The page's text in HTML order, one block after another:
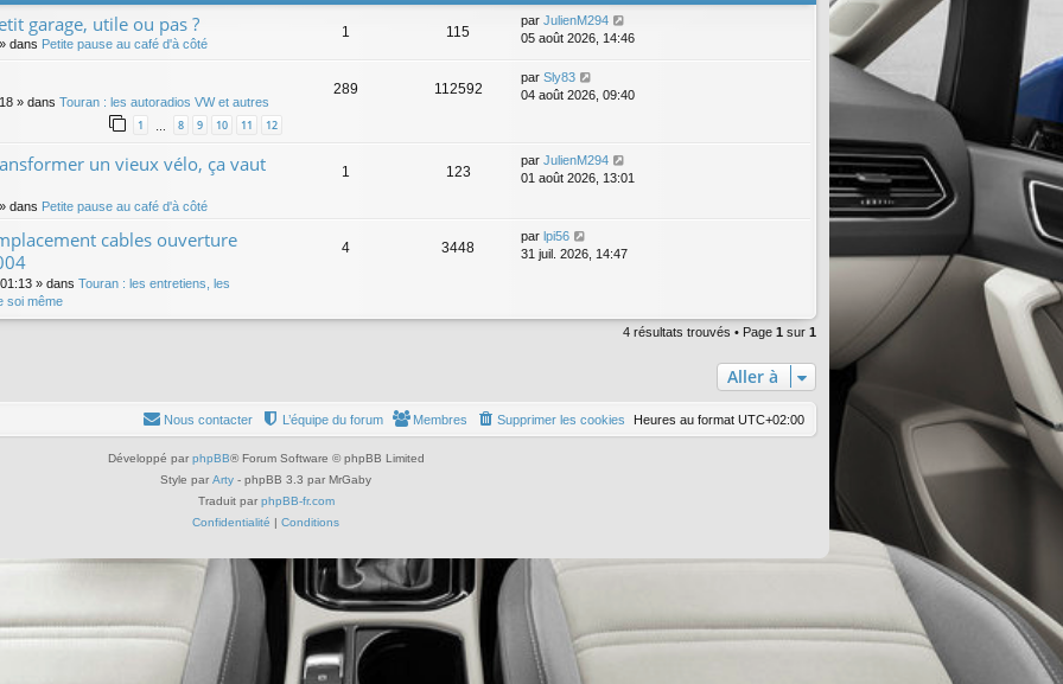
garage, utile ou pas ?
» dans Petite pause au café d'à côté
1 115
par JulienM294
05 août 2026, 14:46
» dans Touran : les autoradios VW et autres
1 … 8 9 10 11 12
289 112592
par Sly83
04 août 2026, 09:40
un vieux vélo, ça vaut
» dans Petite pause au café d'à côté
1 123
par JulienM294
01 août 2026, 13:01
cables ouverture
» dans Touran : les entretiens, les
soi même
4 3448
par lpi56
31 juil. 2026, 14:47
4 résultats trouvés • Page 1 sur 1
Aller à
Heures au format UTC+02:00
Supprimer les cookies
Membres
L’équipe du forum
Nous contacter
Développé par phpBB® Forum Software © phpBB Limited
Style par Arty - phpBB 3.3 par MrGaby
Traduit par phpBB-fr.com
Confidentialité
Conditions